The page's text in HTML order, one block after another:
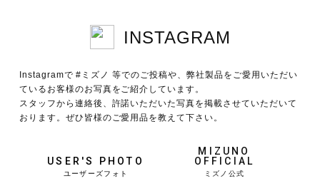
サッカー／フットサル
トレーニング
INSTAGRAM
Instagramで #ミズノ 等でのご投稿や、弊社製品をご愛用いただい
ているお客様のお写真をご紹介しています。
スタッフから連絡後、許諾いただいた写真を掲載させていただいて
おります。ぜひ皆様のご愛用品を教えて下さい。
USER'S PHOTO
MIZUNO
OFFICIAL